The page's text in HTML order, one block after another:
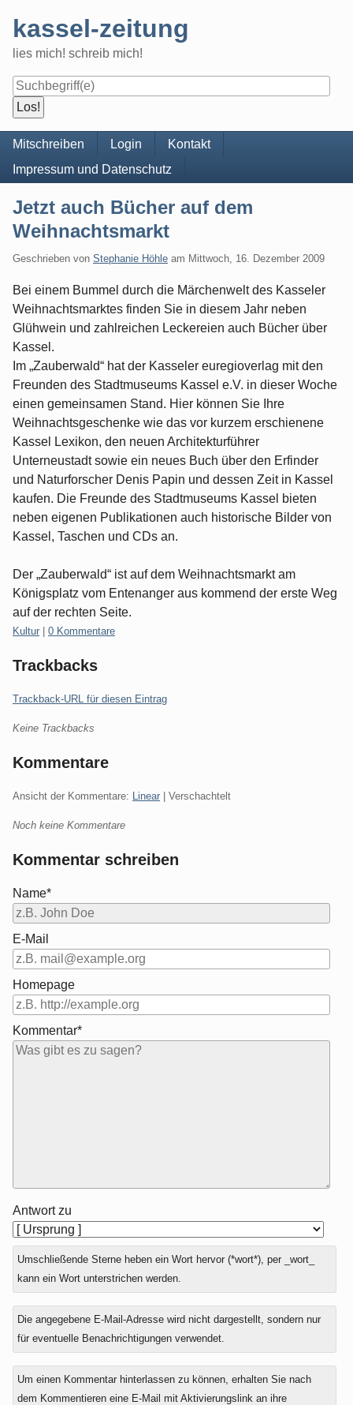
content
kassel-zeitung
lies mich! schreib mich!
Navigation
Mitschreiben Login
Kontakt
Impressum und Datenschutz
Jetzt auch Bücher auf dem
Weihnachtsmarkt
Geschrieben von Stephanie Höhle am Mittwoch, 16. Dezember 2009
Bei einem Bummel durch die Märchenwelt des Kasseler
Weihnachtsmarktes finden Sie in diesem Jahr neben
Glühwein und zahlreichen Leckereien auch Bücher über
Kassel.
Im „Zauberwald“ hat der Kasseler euregioverlag mit den
Freunden des Stadtmuseums Kassel e.V. in dieser Woche
einen gemeinsamen Stand. Hier können Sie Ihre
Weihnachtsgeschenke wie das vor kurzem erschienene
Kassel Lexikon, den neuen Architekturführer
Unterneustadt sowie ein neues Buch über den Erfinder
und Naturforscher Denis Papin und dessen Zeit in Kassel
kaufen. Die Freunde des Stadtmuseums Kassel bieten
neben eigenen Publikationen auch historische Bilder von
Kassel, Taschen und CDs an.
Der „Zauberwald“ ist auf dem Weihnachtsmarkt am
Königsplatz vom Entenanger aus kommend der erste Weg
auf der rechten Seite.
Kategorien:
Kultur 0 Kommentare
Trackbacks
Trackback-URL für diesen Eintrag
Keine Trackbacks
Kommentare
Ansicht der Kommentare: Linear | Verschachtelt
Noch keine Kommentare
Kommentar schreiben
Name*
E-Mail
Homepage
Kommentar*
Antwort zu
Umschließende Sterne heben ein Wort hervor (*wort*), per _wort_
kann ein Wort unterstrichen werden.
Die angegebene E-Mail-Adresse wird nicht dargestellt, sondern nur
für eventuelle Benachrichtigungen verwendet.
Um einen Kommentar hinterlassen zu können, erhalten Sie nach
dem Kommentieren eine E-Mail mit Aktivierungslink an ihre